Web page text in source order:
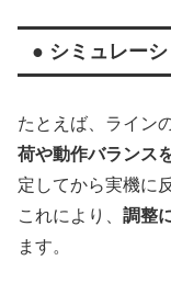
● シミュレー
たとえば、ライン
荷や動作バランス
定してから実機に
これにより、 調整
ます。